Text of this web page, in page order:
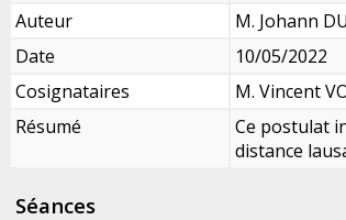
Auteur
M. Johann
Date
10/05/2022
Cosignataires
M. Vincent
Résumé
Ce postulat
distance
Séances